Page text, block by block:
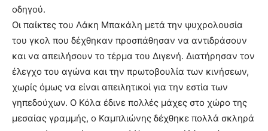
οδηγού.
Οι παίκτες του Λάκη Μπακάλη μετά την ψυχρολουσία
του γκολ που δέχθηκαν προσπάθησαν να αντιδράσουν
και να απειλήσουν το τέρμα του Διγενή. Διατήρησαν τον
έλεγχο του αγώνα και την πρωτοβουλία των κινήσεων,
χωρίς όμως να είναι απειλητικοί για την εστία των
γηπεδούχων. Ο Κόλα έδινε πολλές μάχες στο χώρο της
μεσαίας γραμμής, ο Καμπλιώνης δέχθηκε πολλά σκληρά